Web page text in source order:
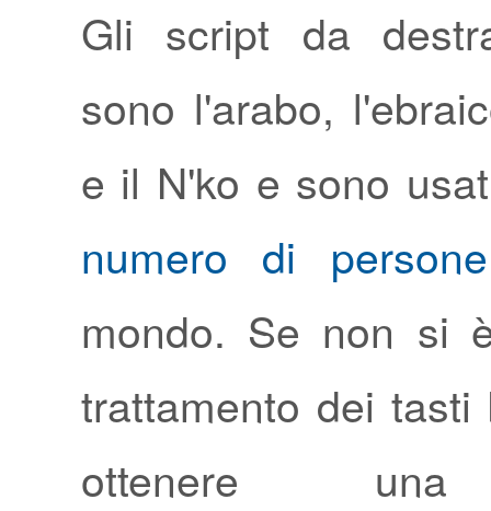
Gli script da
sono l'arabo,
e il N'ko e sono
numero di persone
mondo. Se non si
trattamento dei tasti
ottenere